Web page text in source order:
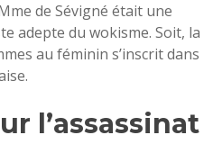
de Sévigné était une
adepte du wokisme. Soit, la
au féminin s’inscrit dans
l’assassinat